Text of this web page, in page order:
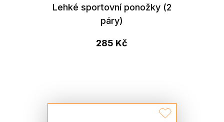
Lehké sportovní ponožky (2
páry)
285 Kč